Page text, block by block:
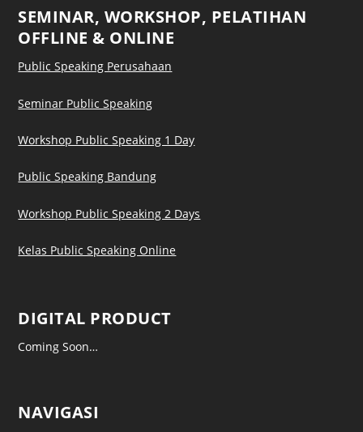
SEMINAR, WORKSHOP, PELATIHAN
OFFLINE & ONLINE
Public Speaking Perusahaan
Seminar Public Speaking
Workshop Public Speaking 1 Day
Public Speaking Bandung
Workshop Public Speaking 2 Days
Kelas Public Speaking Online
DIGITAL PRODUCT
Coming Soon…
NAVIGASI